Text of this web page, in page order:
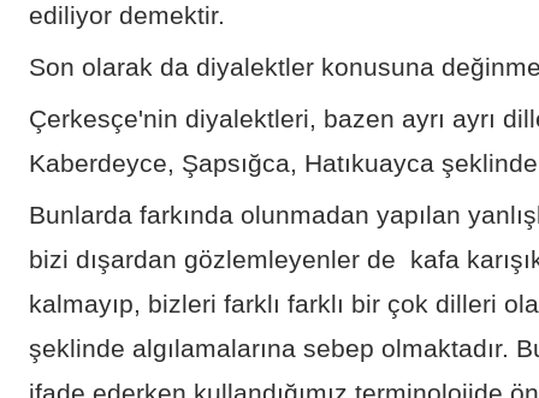
ediliyor demektir.
Son olarak da diyalektler konusuna
Çerkesçe'nin diyalektleri, bazen ayrı ayrı
Kaberdeyce, Şapsığca, Hatıkuayca
Bunlarda farkında olunmadan yapılan
bizi dışardan gözlemleyenler de kafa
kalmayıp, bizleri farklı farklı bir çok dilleri
şeklinde algılamalarına sebep olmaktadır.